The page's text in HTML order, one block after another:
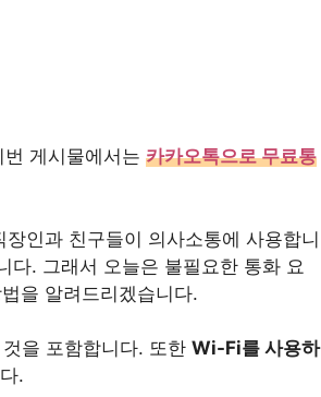
게시물에서는 카카오톡으로 무료통
인과 친구들이 의사소통에 사용합니
다. 그래서 오늘은 불필요한 통화 요
을 알려드리겠습니다.
을 포함합니다. 또한 Wi-Fi를 사용하
.